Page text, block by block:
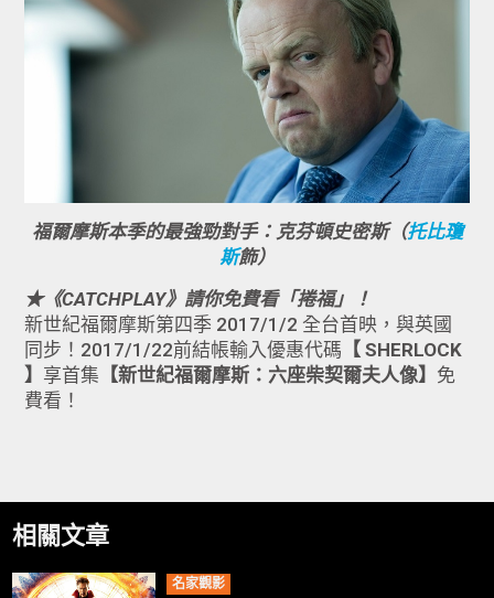
福爾摩斯本季的最強勁對手：克芬頓史密斯（托比瓊
斯飾）
★《CATCHPLAY》請你免費看「捲福」！
新世紀福爾摩斯第四季 2017/1/2 全台首映，與英國
同步！2017/1/22前結帳輸入優惠代碼 【 SHERLOCK
】 享首集 【新世紀福爾摩斯：六座柴契爾夫人像】 免
費看！
相關文章
名家觀影